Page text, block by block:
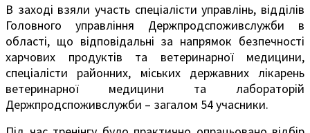
В заході взяли участь спеціалісти управлінь, відділів
Головного управління Держпродспоживслужби в
області, що відповідальні за напрямок безпечності
харчових продуктів та ветеринарної медицини,
спеціалісти районних, міських державних лікарень
ветеринарної медицини та лабораторій
Держпродспоживслужби – загалом 54 учасники.